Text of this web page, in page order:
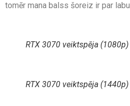
tomēr mana balss šoreiz ir par labu
RTX 3070 veiktspēja (1080p)
RTX 3070 veiktspēja (1440p)